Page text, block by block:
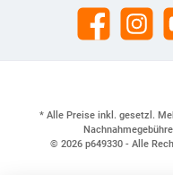
* Alle Preise inkl. gesetzl.
© 2026 p649330 - Alle